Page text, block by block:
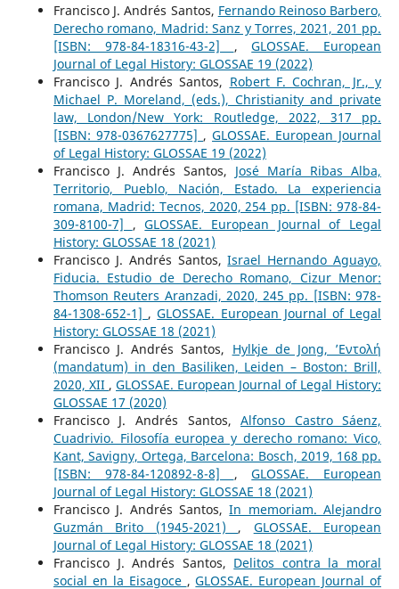
Francisco J. Andrés Santos, Fernando Reinoso Barbero,
Derecho romano, Madrid: Sanz y Torres, 2021, 201 pp.
[ISBN: 978-84-18316-43-2] ,GLOSSAE. European
Journal of Legal History: GLOSSAE 19 (2022)
Francisco J. Andrés Santos, Robert F. Cochran, Jr., y
Michael P. Moreland, (eds.), Christianity and private
law, London/New York: Routledge, 2022, 317 pp.
[ISBN: 978-0367627775] ,GLOSSAE. European Journal
of Legal History: GLOSSAE 19 (2022)
Francisco J. Andrés Santos, José María Ribas Alba,
Territorio, Pueblo, Nación, Estado. La experiencia
romana, Madrid: Tecnos, 2020, 254 pp. [ISBN: 978-84-
309-8100-7] ,GLOSSAE. European Journal of Legal
History: GLOSSAE 18 (2021)
Francisco J. Andrés Santos,Israel Hernando Aguayo,
Fiducia. Estudio de Derecho Romano, Cizur Menor:
Thomson Reuters Aranzadi, 2020, 245 pp. [ISBN: 978-
84-1308-652-1] ,GLOSSAE. European Journal of Legal
History: GLOSSAE 18 (2021)
Francisco J. Andrés Santos, Hylkje de Jong, ’Εντολή
(mandatum) in den Basiliken, Leiden – Boston: Brill,
2020, XII , GLOSSAE. European Journal of Legal History:
GLOSSAE 17 (2020)
Francisco J. Andrés Santos,Alfonso Castro Sáenz,
Cuadrivio. Filosofía europea y derecho romano: Vico,
Kant, Savigny, Ortega, Barcelona: Bosch, 2019, 168 pp.
[ISBN: 978-84-120892-8-8] ,GLOSSAE. European
Journal of Legal History: GLOSSAE 18 (2021)
Francisco J. Andrés Santos,In memoriam. Alejandro
Guzmán Brito (1945-2021) , GLOSSAE. European
Journal of Legal History: GLOSSAE 18 (2021)
Francisco J. Andrés Santos, Delitos contra la moral
social en la Eisagoce ,GLOSSAE. European Journal of